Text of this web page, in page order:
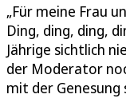
„Für meine Frau
Ding, ding, ding,
Jährige sichtlich
der Moderator
mit der